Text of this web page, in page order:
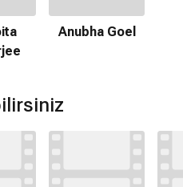
Anubha Goel